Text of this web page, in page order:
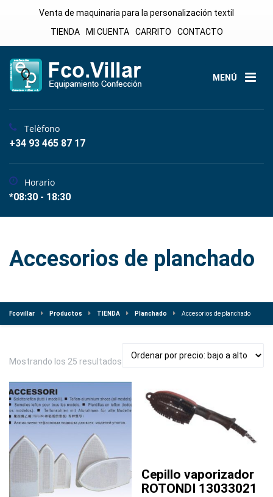
Venta de maquinaria para la personalización textil
TIENDA
MI CUENTA CARRITO CONTACTO
MENÚ
Telèfono
+34 93 465 87 17
Horario
*08:30 - 18:30
Accesorios de planchado
Fcovillar Productos TIENDA Planchado Accesorios de planchado
Mostrando los 25 resultados Ordenado
bajo
Cepillo vaporizador
ROTONDI 13033021